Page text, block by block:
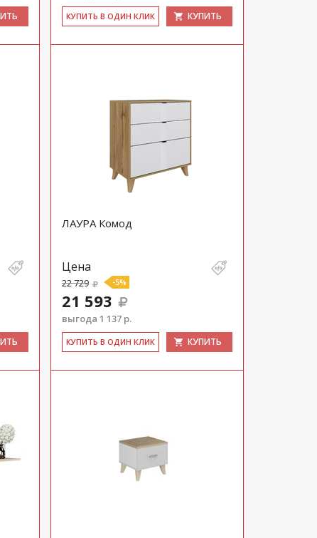
КУ­ПИТЬ В ОДИН КЛИК КУПИТЬ
ЛАУРА Комод
Цена
22 729 -5%
21 593
выгода 1 137 р.
КУ­ПИТЬ В ОДИН КЛИК КУПИТЬ